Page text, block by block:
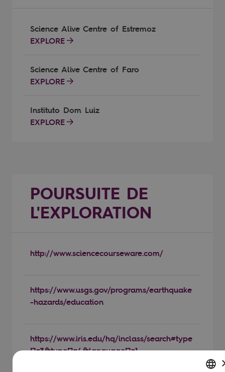
Science Alive Centre of Estremoz
EXPLORE
Science Alive Centre of Faro
EXPLORE
Instituto Dom Luiz
EXPLORE
POURSUITE DE
L'EXPLORATION
http://www.sciencecourseware.com/
https://www.usgs.gov/programs/earthquake
-hazards/education
https://www.iris.edu/hq/inclass/search#type
[]=3&type[]=4&language[]=1